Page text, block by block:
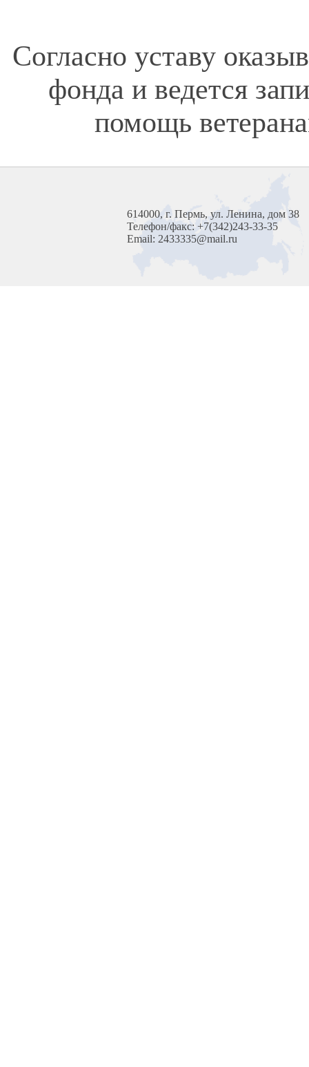
Согласно уставу
фонда и ведется
помощь
614000, г. Пермь, ул. Ленина, дом 38
Телефон/факс: +7(342)243-33-35
Email: 2433335@mail.ru